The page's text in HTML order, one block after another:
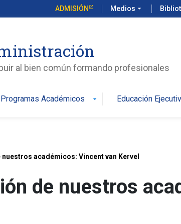
ADMISIÓN Medios arrow_drop_down
al bien común formando profesionales
Programas Académicos arrow_drop_down Educación
académicos: Vincent van Kervel
de nuestros